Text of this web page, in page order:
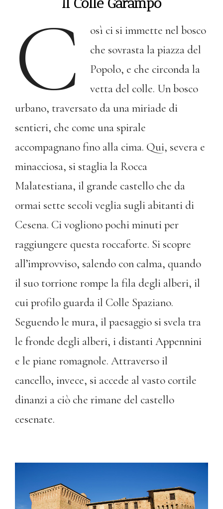
C
osì ci si immette nel bosco
che sovrasta la piazza del
Popolo, e che circonda la
vetta del colle. Un bosco
urbano, traversato da una miriade di
sentieri, che come una spirale
accompagnano fino alla cima. Qui, severa e
minacciosa, si staglia la Rocca
Malatestiana, il grande castello che da
ormai sette secoli veglia sugli abitanti di
Cesena. Ci vogliono pochi minuti per
raggiungere questa roccaforte. Si scopre
all’improvviso, salendo con calma, quando
il suo torrione rompe la fila degli alberi, il
cui profilo guarda il Colle Spaziano.
Seguendo le mura, il paesaggio si svela tra
le fronde degli alberi, i distanti Appennini
e le piane romagnole. Attraverso il
cancello, invece, si accede al vasto cortile
dinanzi a ciò che rimane del castello
cesenate.